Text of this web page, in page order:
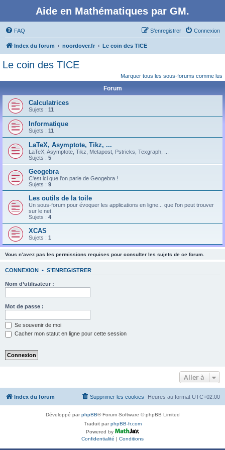
Aide en Mathématiques par GM.
FAQ Connexion
S’enregistrer
Index du forum noordover.fr Le coin des TICE
Le coin des TICE
Marquer tous les sous-forums comme lus
Forum
Calculatrices
Sujets : 11
Informatique
Sujets : 11
LaTeX, Asymptote, Tikz, ...
LaTeX, Asymptote, Tikz, Metapost, Pstricks, Texgraph, ...
Sujets : 5
Geogebra
C'est ici que l'on parle de Geogebra !
Sujets : 9
Les outils de la toile
Un sous-forum pour évoquer les applications en ligne... que l'on peut trouver
sur le net.
Sujets : 4
XCAS
Sujets : 1
Vous n’avez pas les permissions requises pour consulter les sujets de ce forum.
CONNEXION • S’ENREGISTRER
Nom d’utilisateur :
Mot de passe :
Se souvenir de moi
Cacher mon statut en ligne pour cette session
Aller à
Index du forum Heures au format UTC+02:00
Supprimer les cookies
Développé parphpBB® Forum Software © phpBB Limited
Traduit parphpBB-fr.com
Powered by
Confidentialité | Conditions